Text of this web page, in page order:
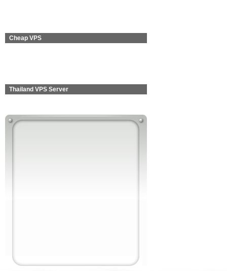
Cheap VPS
Thailand VPS Server